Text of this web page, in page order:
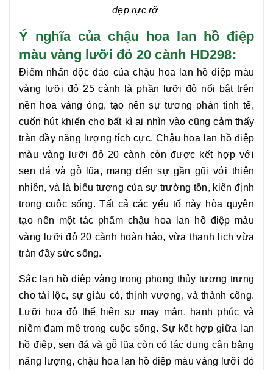
đẹp rực rỡ
Ý nghĩa của chậu hoa lan hồ điệp
màu vàng lưỡi đỏ 20 cành HD298:
Điểm nhấn độc đáo củachậu hoa lan hồ điệp màu
vàng lưỡi đỏ 25 cành là phần lưỡi đỏ nổi bật trên
nền hoa vàng óng, tạo nên sự tương phản tinh tế,
cuốn hút khiến cho bất kì ai nhìn vào cũng cảm thấy
tràn đầy năng lượng tích cực. Chậu hoa lan hồ điệp
màu vàng lưỡi đỏ 20 cành còn được kết hợp với
sen đá và gỗ lũa, mang đến sự gần gũi với thiên
nhiên, và là biểu tượng của sự trường tồn, kiên định
trong cuộc sống. Tất cả các yếu tố này hòa quyện
tạo nên một tác phẩm chậu hoa lan hồ điệp màu
vàng lưỡi đỏ 20 cành hoàn hảo, vừa thanh lịch vừa
tràn đầy sức sống.
Sắc lan hồ điệp vàng trong phong thủy tượng trưng
cho tài lộc, sự giàu có, thịnh vượng, và thành công.
Lưỡi hoa đỏ thể hiện sự may mắn, hạnh phúc và
niềm đam mê trong cuộc sống. Sự kết hợp giữa lan
hồ điệp, sen đá và gỗ lũa còn có tác dụng cân bằng
năng lượng, chậu hoa lan hồ điệp màu vàng lưỡi đỏ